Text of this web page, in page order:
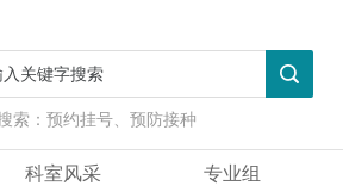
索：预约挂号、预防接种
科室风采 专业组